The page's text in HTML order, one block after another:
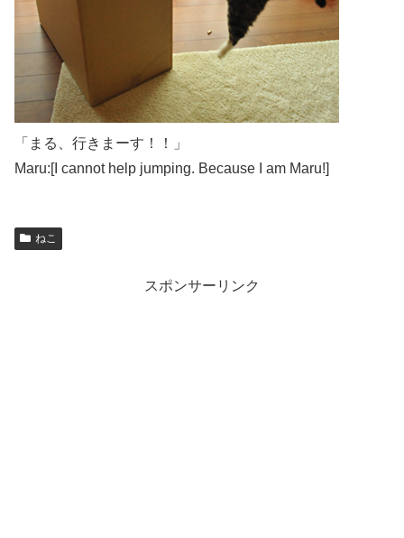
「まる、行きまーす！！」
Maru:[I cannot help jumping. Because I am Maru!]
ねこ
スポンサーリンク